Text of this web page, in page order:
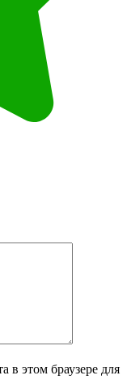
в этом браузере для